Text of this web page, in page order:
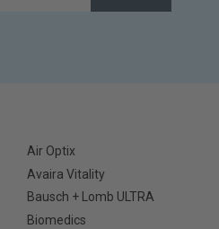
Air Optix
Avaira Vitality
Bausch + Lomb ULTRA
Biomedics